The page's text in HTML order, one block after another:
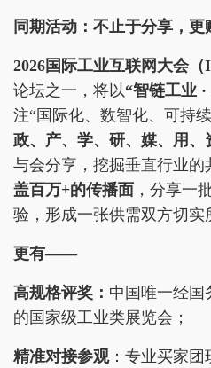
同期活动：不止于分享，更
2026国际工业互联网大会（
论坛之一，将以“智链工业
注“国际化、数智化、可持
政、产、学、研、媒、用
与会分享，挖掘垂直行业的
盖百万+的传播面 ，分享一
验，形成一张供需双方切实
更有——
高规格评奖： 中国唯一经国
的国家级工业类展览会；
精准对接参观：专业买家团